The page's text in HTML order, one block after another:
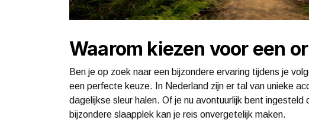
Waarom kiezen voor een
Ben je op zoek naar een bijzondere ervaring tijdens je
een perfecte keuze. In Nederland zijn er tal van unieke
dagelijkse sleur halen. Of je nu avontuurlijk bent
bijzondere slaapplek kan je reis onvergetelijk maken.